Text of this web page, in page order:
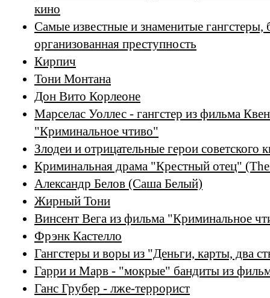
кино
Самые известные и знаменитые гангстеры,
организованная преступность
Кирпич
Тони Монтана
Дон Вито Корлеоне
Марселас Уоллес - гангстер из фильма
"Криминальное чтиво"
Злодеи и отрицательные герои советского
Криминальная драма "Крестный отец"
Александр Белов (Саша Белый)
Жирный Тони
Винсент Вега из фильма "Криминальное
Фрэнк Кастелло
Гангстеры и воры из "Деньги, карты, два
Гарри и Марв - "мокрые" бандиты из
Ганс Грубер - лже-террорист